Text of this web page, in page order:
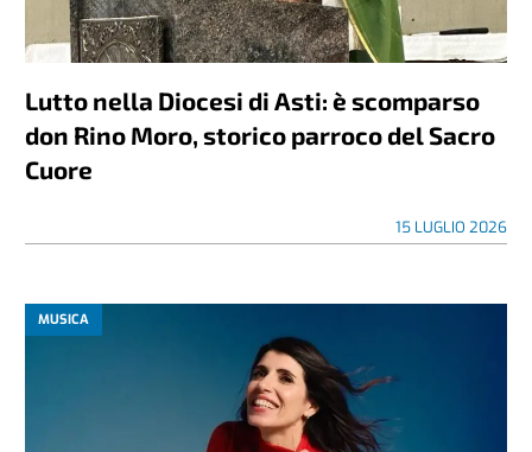
Lutto nella Diocesi di Asti: è scomparso
don Rino Moro, storico parroco del Sacro
Cuore
15 LUGLIO 2026
MUSICA